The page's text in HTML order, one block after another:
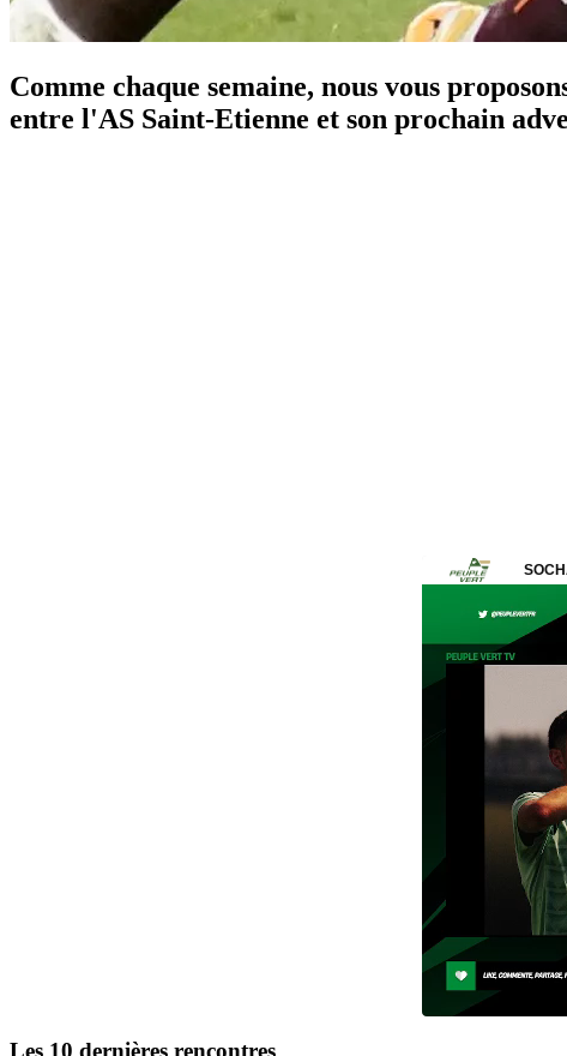
Comme chaque semaine, nous vous
entre l'AS Saint-Etienne et son prochain